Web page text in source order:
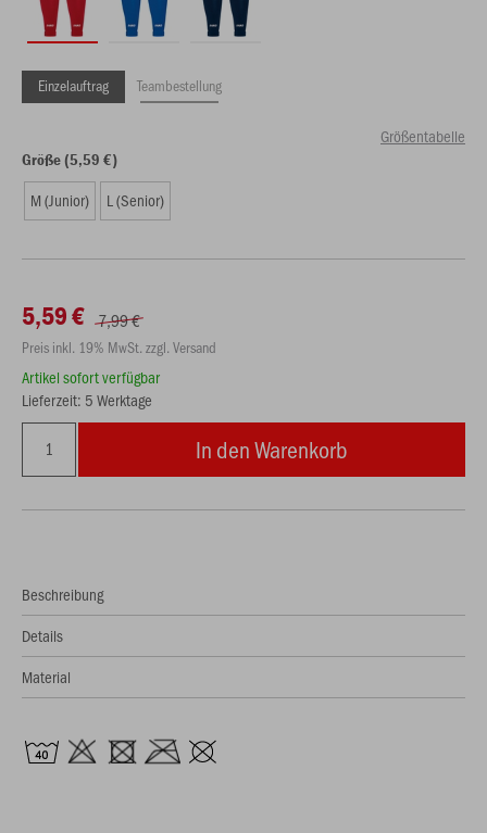
Einzelauftrag Teambestellung
Größentabelle
Größe (5,59 €)
M (Junior) L (Senior)
5,59 € 7,99 €
Preis inkl. 19% MwSt. zzgl. Versand
Artikel sofort verfügbar
Lieferzeit: 5 Werktage
In den Warenkorb
Beschreibung
Details
Material